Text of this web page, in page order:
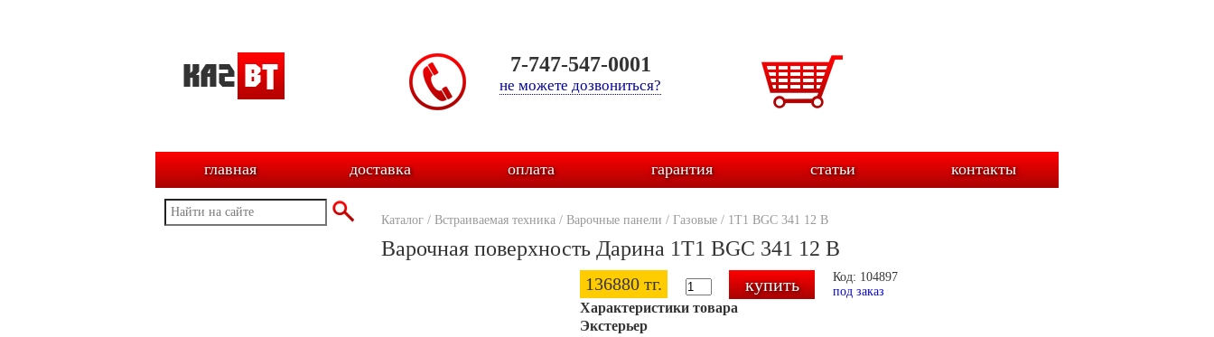
7-747-547-0001
не можете дозвониться?
главная доставка оплата гарантия статьи контакты
Каталог / Встраиваемая техника / Варочные панели / Газовые / 1T1 BGС 341 12 В
Варочная поверхность Дарина 1T1 BGС 341 12 В
136880 тг.
Код: 104897
под заказ
Характеристики товара
Экстерьер